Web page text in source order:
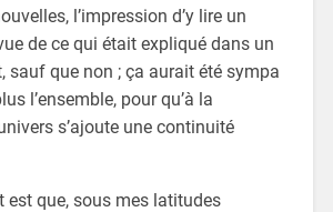
l’impression d’y lire un
de ce qui était expliqué dans un
sauf que non ; ça aurait été sympa
l’ensemble, pour qu’à la
s’ajoute une continuité
est que, sous mes latitudes